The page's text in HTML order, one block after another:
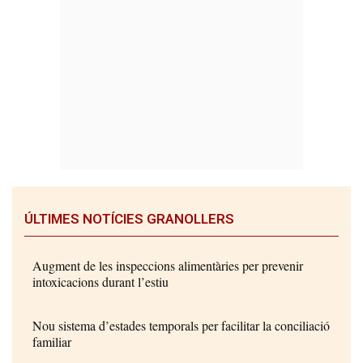
ÚLTIMES NOTÍCIES GRANOLLERS
Augment de les inspeccions alimentàries per prevenir
intoxicacions durant l’estiu
Nou sistema d’estades temporals per facilitar la conciliació
familiar